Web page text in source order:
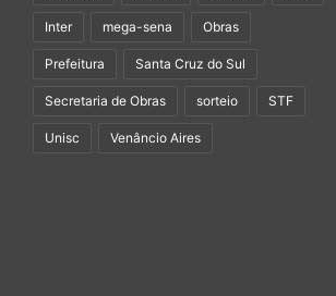
Inter mega-sena Obras
Prefeitura Santa Cruz do Sul
Secretaria de Obras sorteio STF
Unisc Venâncio Aires